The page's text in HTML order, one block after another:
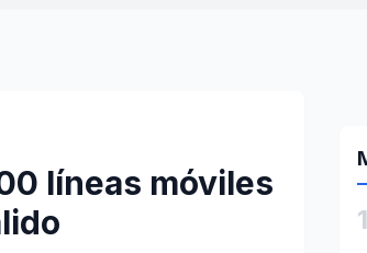
líneas móviles
1